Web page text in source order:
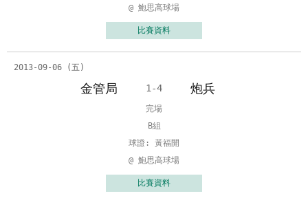
@ 鮑思高球場
比賽資料
2013-09-06 (五)
金管局 1-4 炮兵
完場
B組
球證: 黃福開
@ 鮑思高球場
比賽資料